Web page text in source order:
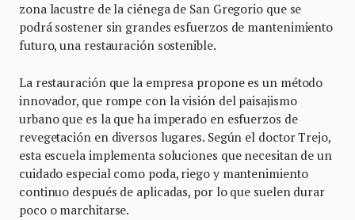
zona lacustre de la ciénega de San Gregorio que se
podrá sostener sin grandes esfuerzos de mantenimiento
futuro, una restauración sostenible.
La restauración que la empresa propone es un método
innovador, que rompe con la visión del paisajismo
urbano que es la que ha imperado en esfuerzos de
revegetación en diversos lugares. Según el doctor Trejo,
esta escuela implementa soluciones que necesitan de un
cuidado especial como poda, riego y mantenimiento
continuo después de aplicadas, por lo que suelen durar
poco o marchitarse.